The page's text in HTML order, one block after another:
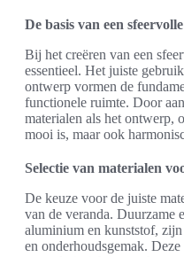
De basis van een
Bij het creëren van een
essentieel. Het juiste
ontwerp vormen de
functionele ruimte. Door
materialen als het ontwerp,
mooi is, maar ook
Selectie van materialen
De keuze voor de juiste
van de veranda. Duurzame
aluminium en kunststof,
en onderhoudsgemak.